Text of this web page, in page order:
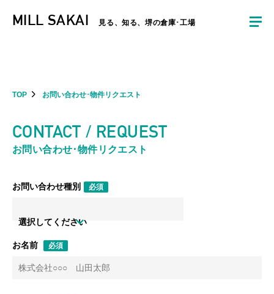
だきます。ご不便をおかけしますがよろしくお願いします。
MILL SAKAI 見る、知る、堺の倉庫･工場
TOP お問い合わせ･物件リクエスト
CONTACT / REQUEST
お問い合わせ･物件リクエスト
お問い合わせ種別 必須
選択してください
お名前 必須